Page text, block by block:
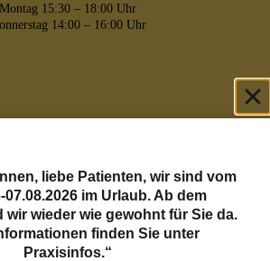
Montag 15:30 – 18:00 Uhr
14:00 – 16:00 Uhr
E-Mail-Adresse (Pflichtfeld)
liebe Patienten, wir sind vom
07.08.2026 im Urlaub. Ab dem
wir wieder wie gewohnt für Sie da.
finden Sie unter
Praxisinfos.“